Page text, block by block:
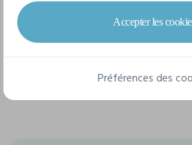
104 116 128 140
Accepter les
Préférences des